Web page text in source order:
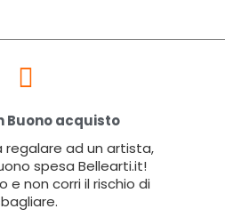
Buono acquisto
regalare ad un artista,
spesa Bellearti.it!
e non corri il rischio di